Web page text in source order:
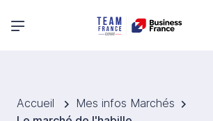
Menu principal
Accueil
Mes infos Marchés